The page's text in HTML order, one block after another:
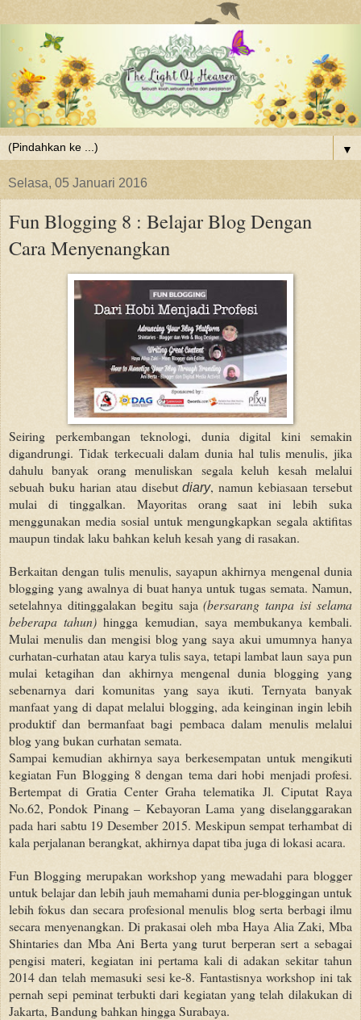
▼
Selasa, 05 Januari 2016
Fun Blogging 8 : Belajar Blog Dengan
Cara Menyenangkan
Seiring perkembangan teknologi, dunia digital kini semakin
digandrungi. Tidak terkecuali dalam dunia hal tulis menulis, jika
dahulu banyak orang menuliskan segala keluh kesah melalui
sebuah buku harian atau disebutdiary, namun kebiasaan tersebut
mulai di tinggalkan. Mayoritas orang saat ini lebih suka
menggunakan media sosial untuk mengungkapkan segala aktifitas
maupun tindak laku bahkan keluh kesah yang di rasakan.
Berkaitan dengan tulis menulis, sayapun akhirnya mengenal dunia
blogging yang awalnya di buat hanya untuk tugas semata. Namun,
setelahnya ditinggalakan begitu saja(bersarang tanpa isi selama
beberapa tahun) hingga kemudian, saya membukanya kembali.
Mulai menulis dan mengisi blog yang saya akui umumnya hanya
curhatan-curhatan atau karya tulis saya, tetapi lambat laun saya pun
mulai ketagihan dan akhirnya mengenal dunia blogging yang
sebenarnya dari komunitas yang saya ikuti. Ternyata banyak
manfaat yang di dapat melalui blogging, ada keinginan ingin lebih
produktif dan bermanfaat bagi pembaca dalam menulis melalui
blog yang bukan curhatan semata.
Sampai kemudian akhirnya saya berkesempatan untuk mengikuti
kegiatan Fun Blogging 8 dengan tema dari hobi menjadi profesi.
Bertempat di Gratia Center Graha telematika Jl. Ciputat Raya
No.62, Pondok Pinang – Kebayoran Lama yang diselanggarakan
pada hari sabtu 19 Desember 2015. Meskipun sempat terhambat di
kala perjalanan berangkat, akhirnya dapat tiba juga di lokasi acara.
Fun Blogging merupakan workshop yang mewadahi para blogger
untuk belajar dan lebih jauh memahami dunia per-bloggingan untuk
lebih fokus dan secara profesional menulis blog serta berbagi ilmu
secara menyenangkan. Di prakasai oleh mba Haya Alia Zaki, Mba
Shintaries dan Mba Ani Berta yang turut berperan sert a sebagai
pengisi materi, kegiatan ini pertama kali di adakan sekitar tahun
2014 dan telah memasuki sesi ke-8. Fantastisnya workshop ini tak
pernah sepi peminat terbukti dari kegiatan yang telah dilakukan di
Jakarta, Bandung bahkan hingga Surabaya.